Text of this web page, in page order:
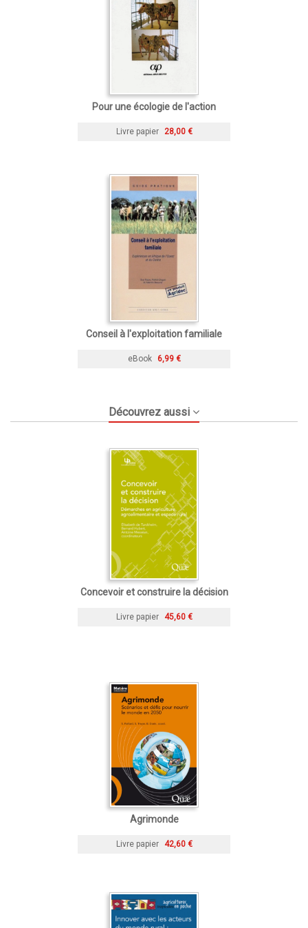
Pour une écologie de l'action
Livre papier 28,00 €
Conseil à l'exploitation familiale
eBook 6,99 €
Découvrez aussi
Concevoir et construire la décision
Livre papier 45,60 €
Agrimonde
Livre papier 42,60 €